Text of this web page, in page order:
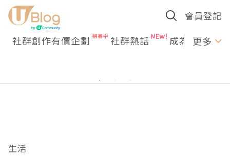
會員登記
社群創作有價企劃 社群熱話 成為U更多
生活